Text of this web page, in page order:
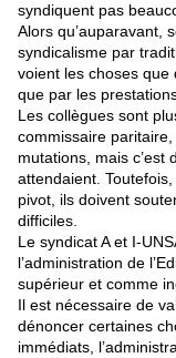
syndiquent pas
Alors qu’auparavant,
syndicalisme par
voient les choses que
que par les
Les collègues sont
commissaire
mutations, mais c’est
attendaient.
pivot, ils doivent
difficiles.
Le syndicat A et I-
l’administration de
supérieur et comme
Il est nécessaire de
dénoncer certaines
immédiats,